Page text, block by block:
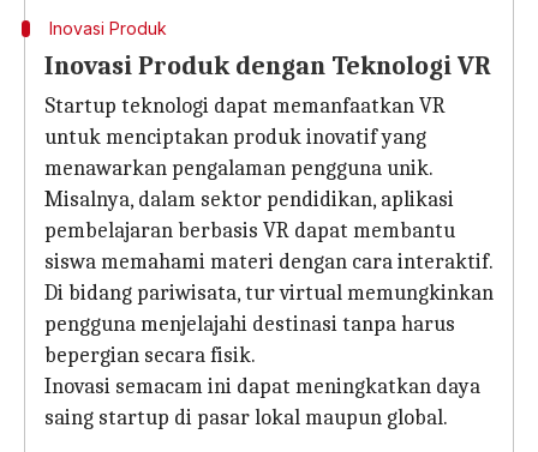
Inovasi Produk
Inovasi Produk dengan Teknologi VR
Startup teknologi dapat memanfaatkan VR
untuk menciptakan produk inovatif yang
menawarkan pengalaman pengguna unik.
Misalnya, dalam sektor pendidikan, aplikasi
pembelajaran berbasis VR dapat membantu
siswa memahami materi dengan cara interaktif.
Di bidang pariwisata, tur virtual memungkinkan
pengguna menjelajahi destinasi tanpa harus
bepergian secara fisik.
Inovasi semacam ini dapat meningkatkan daya
saing startup di pasar lokal maupun global.